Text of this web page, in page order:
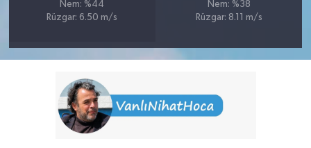
Nem: %44
Rüzgar: 6.50 m/s
Nem: %38
Rüzgar: 8.11 m/s